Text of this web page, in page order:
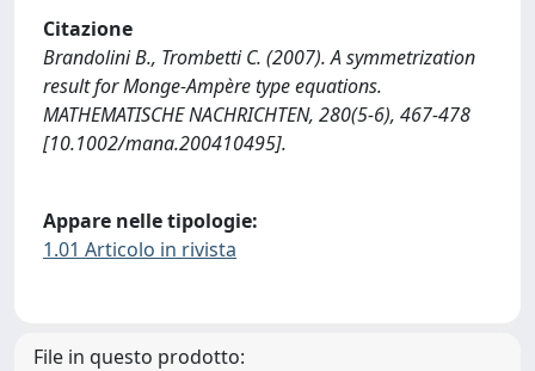
Citazione
Brandolini B., Trombetti C. (2007). A symmetrization
result for Monge-Ampère type equations.
MATHEMATISCHE NACHRICHTEN, 280(5-6), 467-478
[10.1002/mana.200410495].
Appare nelle tipologie:
1.01 Articolo in rivista
File in questo prodotto: